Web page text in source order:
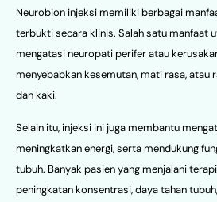
Neurobion injeksi memiliki berbagai
terbukti secara klinis. Salah satu manfaat
mengatasi neuropati perifer atau
menyebabkan kesemutan, mati rasa, atau
dan kaki.
Selain itu, injeksi ini juga membantu
meningkatkan energi, serta mendukung
tubuh. Banyak pasien yang menjalani
peningkatan konsentrasi, daya tahan